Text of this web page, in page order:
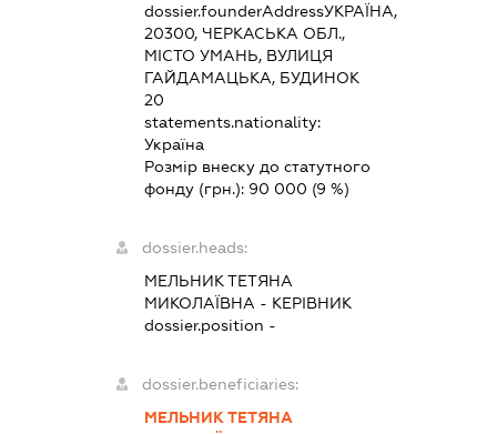
dossier.founderAddressУКРАЇНА,
20300, ЧЕРКАСЬКА ОБЛ.,
МІСТО УМАНЬ, ВУЛИЦЯ
ГАЙДАМАЦЬКА, БУДИНОК
20
statements.nationality:
Україна
Розмір внеску до статутного
фонду (грн.): 90 000 (9 %)
dossier.heads:
МЕЛЬНИК ТЕТЯНА
МИКОЛАЇВНА - КЕРІВНИК
dossier.position -
dossier.beneficiaries:
МЕЛЬНИК ТЕТЯНА